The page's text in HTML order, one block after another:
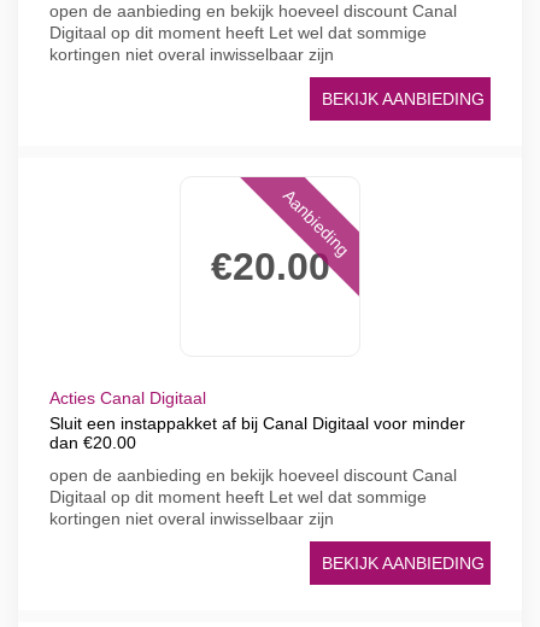
open de aanbieding en bekijk hoeveel discount Canal
Digitaal op dit moment heeft Let wel dat sommige
kortingen niet overal inwisselbaar zijn
BEKIJK AANBIEDING
€20.00
Aanbieding
Acties Canal Digitaal
Sluit een instappakket af bij Canal Digitaal voor minder
dan €20.00
open de aanbieding en bekijk hoeveel discount Canal
Digitaal op dit moment heeft Let wel dat sommige
kortingen niet overal inwisselbaar zijn
BEKIJK AANBIEDING